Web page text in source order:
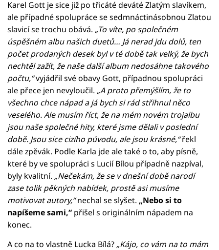
Karel Gott je sice již po třicáté deváté Zlatým slavíkem,
ale případné spolupráce se sedmnáctinásobnou Zlatou
slavicí se trochu obává. „To víte, po společném
úspěšném albu našich duetů… Já nerad jdu dolů, ten
počet prodaných desek byl v té době tak velký, že bych
nechtěl zažít, že naše další album nedosáhne takového
počtu,“vyjádřil své obavy Gott, případnou spolupráci
ale přece jen nevyloučil. „A proto přemýšlím, že to
všechno chce nápad a já bych si rád střihnul něco
veselého. Ale musím říct, že na mém novém trojalbu
jsou naše společné hity, které jsme dělali v poslední
době. Jsou sice cizího původu, ale jsou krásné,“řekl
dále zpěvák. Podle Karla jde ale také o to, aby písně,
které by ve spolupráci s Lucií Bílou případně nazpíval,
byly kvalitní. „Nečekám, že se v dnešní době narodí
zase tolik pěkných nabídek, prostě asi musíme
motivovat autory,“nechal se slyšet. „Nebo si to
napíšeme sami,“ přišel s originálním nápadem na
konec.
A co na to vlastně Lucka Bílá? „Kájo, co vám na to mám